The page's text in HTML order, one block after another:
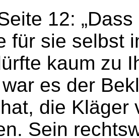
„Dass
für sie selbst
kaum zu
es der
die Kläger
Sein